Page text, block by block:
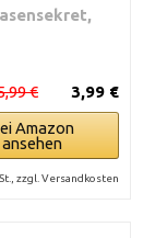
3,99 €
€
Amazon
ansehen
zzgl. Versandkosten